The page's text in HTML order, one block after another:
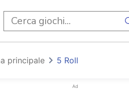
principale 5 Roll
Ad